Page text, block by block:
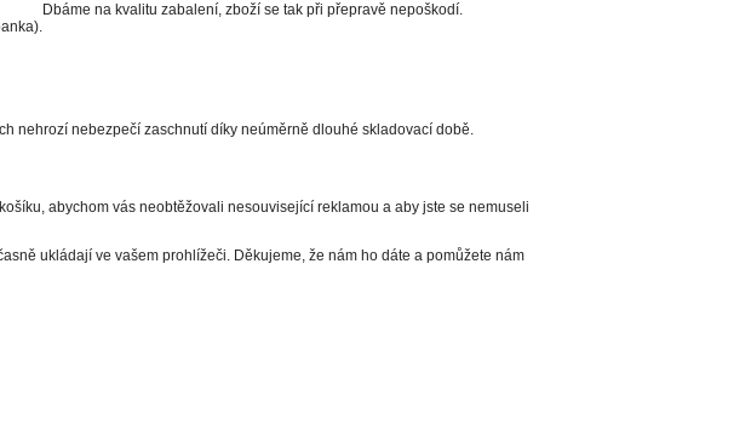
Dbáme na kvalitu zabalení, zboží se tak při přepravě nepoškodí.
nehrozí nebezpečí zaschnutí díky neúměrně dlouhé skladovací době.
abychom vás neobtěžovali nesouvisející reklamou a aby jste se nemuseli
ukládají ve vašem prohlížeči. Děkujeme, že nám ho dáte a pomůžete nám